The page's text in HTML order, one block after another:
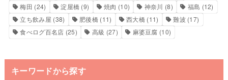
梅田 (24) 淀屋橋 (9) 焼肉 (10) 神奈川 (8) 福島 (12)
立ち飲み屋 (38) 肥後橋 (11) 西大橋 (11) 難波 (17)
食べログ百名店 (25) 高級 (27) 麻婆豆腐 (10)
キーワードから探す